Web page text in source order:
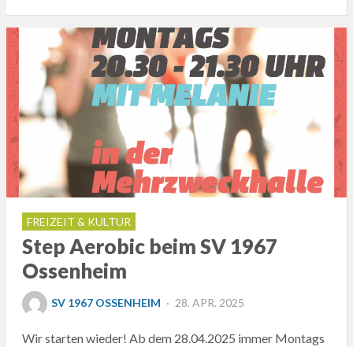
FREIZEIT & KULTUR
Step Aerobic beim SV 1967
Ossenheim
SV 1967 OSSENHEIM
POSTED
28. APR. 2025
Wir starten wieder! Ab dem 28.04.2025 immer Montags